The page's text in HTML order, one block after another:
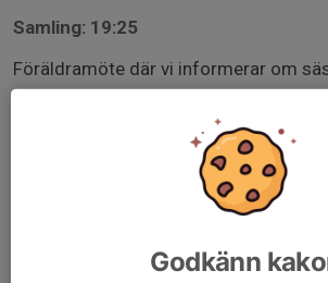
Samling: 19:25
Föräldramöte där vi informerar om
Saker på agendan är exemplevis:
usm, cuper och spelarutbildning.
Godkänn